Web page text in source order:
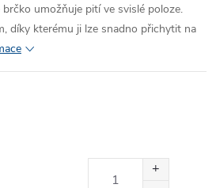
umožňuje pití ve svislé poloze.
díky kterému ji lze snadno přichytit na